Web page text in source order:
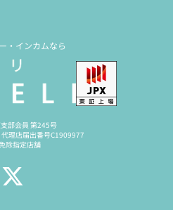
・インカムなら
部会員 第245号
理店届出番号C1909977
除指定店舗